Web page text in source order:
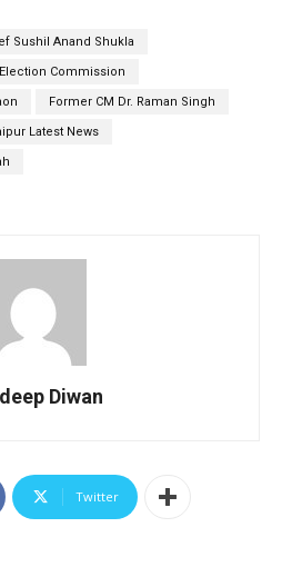
Sushil Anand Shukla
Commission
Former CM Dr. Raman Singh
Latest News
Diwan
Twitter